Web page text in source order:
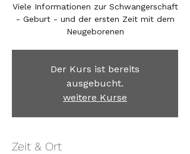
Viele Informationen zur Schwangerschaft
- Geburt - und der ersten Zeit mit dem
Neugeborenen
Der Kurs ist bereits
ausgebucht.
weitere Kurse
Zeit & Ort